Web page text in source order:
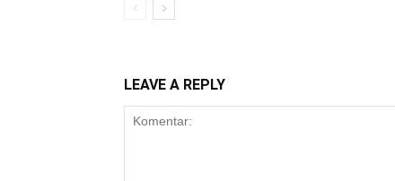
LEAVE A REPLY